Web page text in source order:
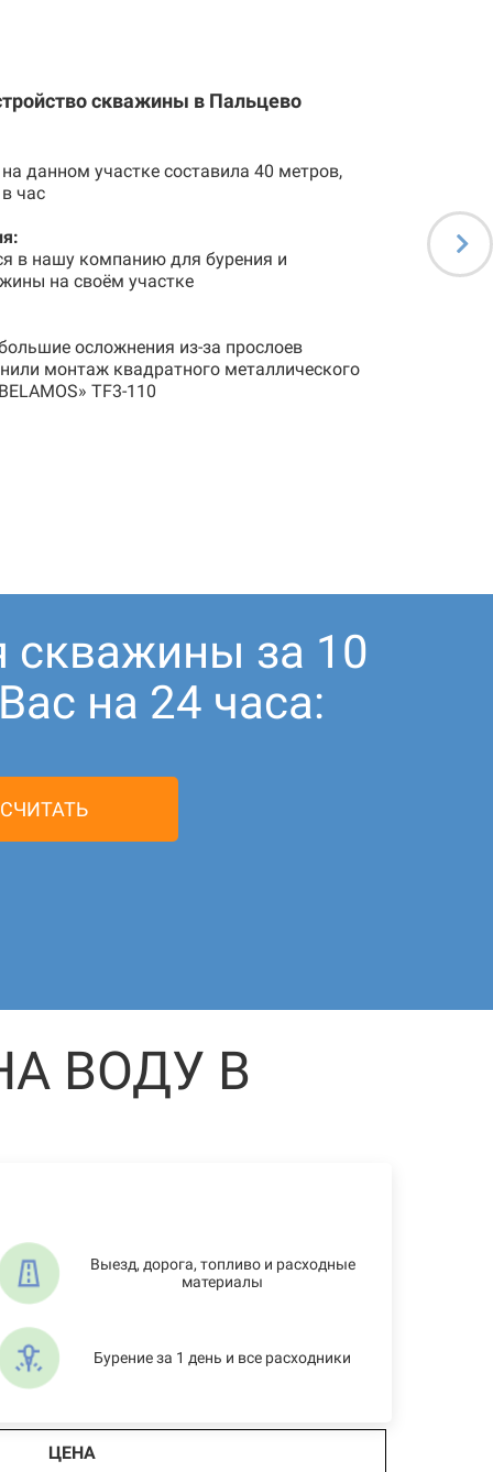
скважины в Пальцево
данном участке составила 40 метров,
час
в нашу компанию для бурения и
на своём участке
осложнения из-за прослоев
монтаж квадратного металлического
TF3-110
скважины за 10
на 24 часа:
ВОДУ В
Выезд, дорога, топливо и расходные
материалы
Бурение за 1 день и все расходники
ЦЕНА